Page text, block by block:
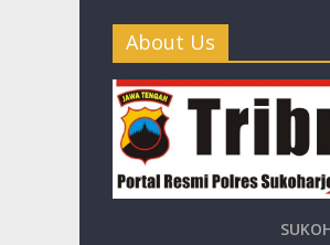
About Us